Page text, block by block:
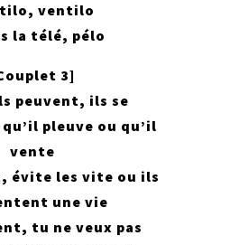
ventilo
la télé, pélo
3]
peuvent, ils se
pleuve ou qu’il
vente
évite les vite ou ils
une vie
tu ne veux pas